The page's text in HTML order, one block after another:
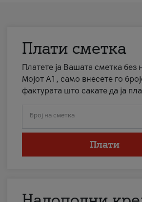
Плати сметка
Платете ја Вашата сметка без
Мојот А1, само внесете го
фактурата што сакате да ја
Број на сметка
Плати